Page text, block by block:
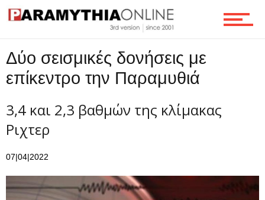
Ροή
Επικοινωνία
Δύο σεισμικές δονήσεις με
επίκεντρο την Παραμυθιά
3,4 και 2,3 βαθμών της κλίμακας
Ριχτερ
07|04|2022